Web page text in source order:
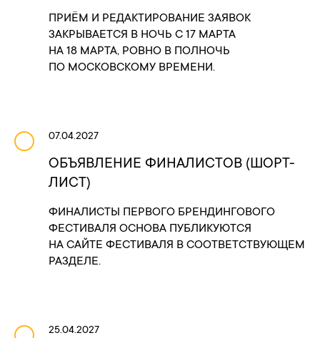
ПРИЁМ И РЕДАКТИРОВАНИЕ ЗАЯВОК
ЗАКРЫВАЕТСЯ В НОЧЬ С 17 МАРТА
НА 18 МАРТА, РОВНО В ПОЛНОЧЬ
ПО МОСКОВСКОМУ ВРЕМЕНИ.
07.04.2027
ОБЪЯВЛЕНИЕ ФИНАЛИСТОВ (ШОРТ-
ЛИСТ)
ФИНАЛИСТЫ ПЕРВОГО БРЕНДИНГОВОГО
ФЕСТИВАЛЯ ОСНОВА ПУБЛИКУЮТСЯ
НА САЙТЕ ФЕСТИВАЛЯ В СООТВЕТСТВУЮЩЕМ
РАЗДЕЛЕ.
25.04.2027